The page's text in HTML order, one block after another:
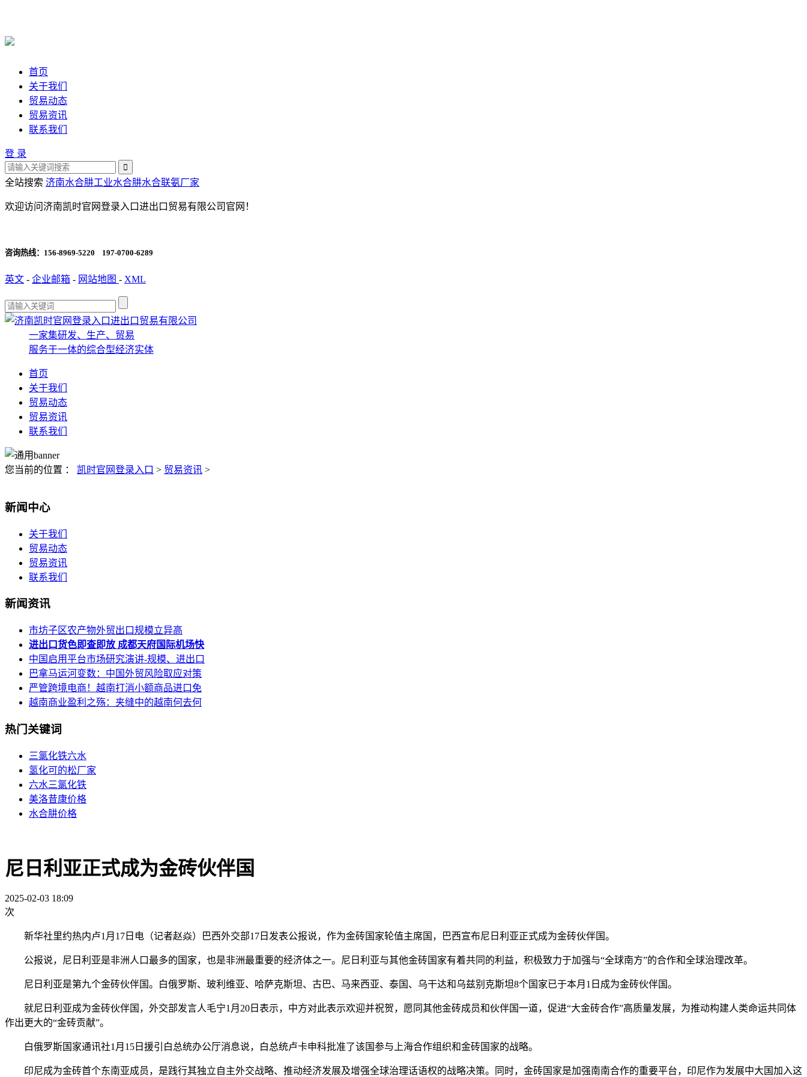
首页
关于我们
贸易动态
贸易资讯
联系我们
登 录
全站搜索 济南水合肼工业水合肼水合联氨厂家
欢迎访问济南凯时官网登录入口进出口贸易有限公司官网！
咨询热线： 156-8969-5220 197-0700-6289
英文 - 企业邮箱 - 网站地图 - XML
一家集研发、生产、贸易
服务于一体的综合型经济实体
首页
关于我们
贸易动态
贸易资讯
联系我们
您当前的位置 ： 凯时官网登录入口 > 贸易资讯 >
新闻中心
关于我们
贸易动态
贸易资讯
联系我们
新闻资讯
市坊子区农产物外贸出口规模立异高
进出口货色即查即放 成都天府国际机场快
中国启用平台市场研究演讲-规模、进出口
巴拿马运河变数：中国外贸风险取应对策
严管跨境电商！越南打消小额商品进口免
越南商业盈利之殇：夹缝中的越南何去何
热门关键词
三氯化铁六水
氢化可的松厂家
六水三氯化铁
美洛昔康价格
水合肼价格
尼日利亚正式成为金砖伙伴国
2025-02-03 18:09
次
新华社里约热内卢1月17日电（记者赵焱）巴西外交部17日发表公报说，作为金砖国家轮值主席国，巴西宣布尼日利亚正式成为金砖伙伴国。
公报说，尼日利亚是非洲人口最多的国家，也是非洲最重要的经济体之一。尼日利亚与其他金砖国家有着共同的利益，积极致力于加强与“全球南方”的合作和全球治理改革。
尼日利亚是第九个金砖伙伴国。白俄罗斯、玻利维亚、哈萨克斯坦、古巴、马来西亚、泰国、乌干达和乌兹别克斯坦8个国家已于本月1日成为金砖伙伴国。
就尼日利亚成为金砖伙伴国，外交部发言人毛宁1月20日表示，中方对此表示欢迎并祝贺，愿同其他金砖成员和伙伴国一道，促进“大金砖合作”高质量发展，为推动构建人类命运共同体
作出更大的“金砖贡献”。
白俄罗斯国家通讯社1月15日援引白总统办公厅消息说，白总统卢卡申科批准了该国参与上海合作组织和金砖国家的战略。
印尼成为金砖首个东南亚成员，是践行其独立自主外交战略、推动经济发展及增强全球治理话语权的战略决策。同时，金砖国家是加强南南合作的重要平台，印尼作为发展中大国加入这